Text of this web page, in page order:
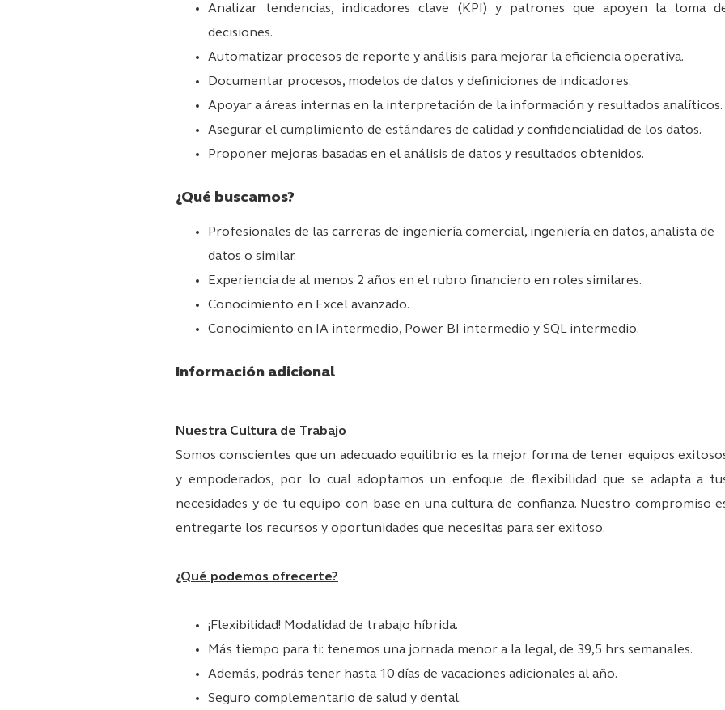
Analizar tendencias, indicadores clave (KPI) y patrones que apoyen la toma
decisiones.
Automatizar procesos de reporte y análisis para mejorar la eficiencia operativa.
Documentar procesos, modelos de datos y definiciones de indicadores.
Apoyar a áreas internas en la interpretación de la información y resultados analíticos.
Asegurar el cumplimiento de estándares de calidad y confidencialidad de los datos.
Proponer mejoras basadas en el análisis de datos y resultados obtenidos.
¿Qué buscamos?
Profesionales de las carreras de ingeniería comercial, ingeniería en datos, analista de
datos o similar.
Experiencia de al menos 2 años en el rubro financiero en roles similares.
Conocimiento en Excel avanzado.
Conocimiento en IA intermedio, Power BI intermedio y SQL intermedio.
Información adicional
Nuestra Cultura de Trabajo
Somos conscientes que un adecuado equilibrio es la mejor forma de tener equipos
y empoderados, por lo cual adoptamos un enfoque de flexibilidad que se adapta a
necesidades y de tu equipo con base en una cultura de confianza. Nuestro compromiso
entregarte los recursos y oportunidades que necesitas para ser exitoso.
¿Qué podemos ofrecerte?
¡Flexibilidad! Modalidad de trabajo híbrida.
Más tiempo para ti: tenemos una jornada menor a la legal, de 39,5 hrs semanales.
Además, podrás tener hasta 10 días de vacaciones adicionales al año.
Seguro complementario de salud y dental.